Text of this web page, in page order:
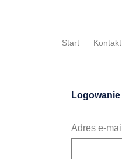
Start Kontakt
Logowanie
Adres e-mail